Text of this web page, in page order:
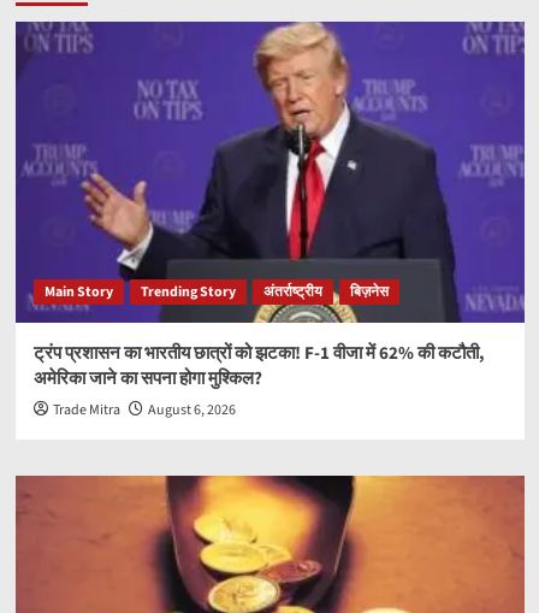
Main Story Trending Story अंतर्राष्ट्रीय बिज़नेस
ट्रंप प्रशासन का भारतीय छात्रों को झटका! F-1 वीजा में 62% की कटौती,
अमेरिका जाने का सपना होगा मुश्किल?
Trade Mitra August 6, 2026